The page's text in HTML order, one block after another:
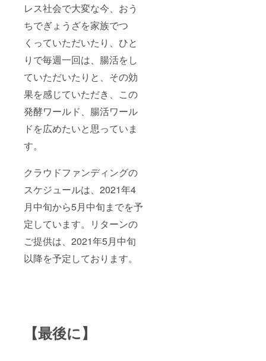
レス社会で大変な今、おう
ちでぎょうざを家族でつ
くっていただいたり、ひと
りで毎週一回は、腸活をし
ていただいたりと、その効
果を感じていただき、この
発酵ワールド、腸活ワール
ドを広めたいと思っていま
す。
クラウドファンディングの
スケジュールは、2021年4
月中旬から5月中旬までを予
定しています。リターンの
ご提供は、2021年5月中旬
以降を予定しております。
【最後に】